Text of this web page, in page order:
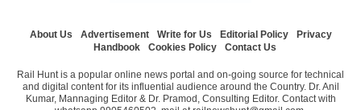
About Us Advertisement Write for Us Editorial Policy
Privacy
Handbook
Cookies Policy Contact Us
Rail Hunt is a popular online news portal and on-going source for technical
and digital content for its influential audience around the Country. Dr. Anil
Kumar, Mannaging Editor & Dr. Pramod, Consulting Editor. Contact with